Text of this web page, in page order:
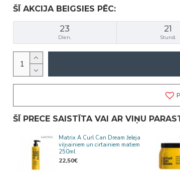
ŠĪ AKCIJA BEIGSIES PĒC:
23
Dien.
21
Stund.
ŠĪ PRECE SAISTĪTA VAI AR VIŅU
Matrix A Curl Can Dream želeja
viļņainiem un cirtainiem matiem
250ml
22,50€